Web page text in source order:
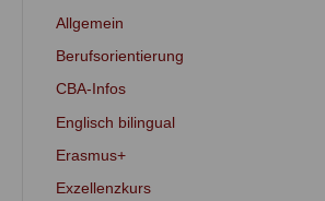
Allgemein
Berufsorientierung
CBA-Infos
Englisch bilingual
Erasmus+
Exzellenzkurs